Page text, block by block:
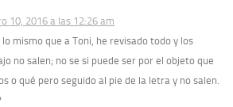
10, 2016 a las 12:26 am
lo mismo que a Toni, he revisado todo y los
no salen; no se si puede ser por el objeto que
o qué pero seguido al pie de la letra y no salen.